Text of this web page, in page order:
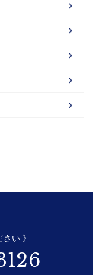
い 》